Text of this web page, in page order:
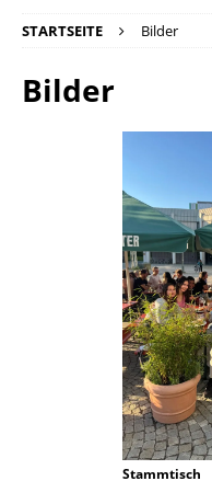
STARTSEITE Bilder
Bilder
Stammtisch